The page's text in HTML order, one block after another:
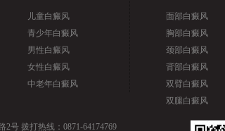
儿童白癜风
青少年白癜风
男性白癜风
女性白癜风
中老年白癜风
面部白癜风
胸部白癜风
颈部白癜风
背部白癜风
双臂白癜风
双腿白癜风
号 拨打热线：0871-64174769